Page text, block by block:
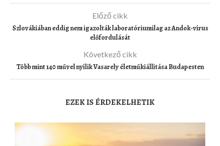
Előző cikk
Szlovákiában eddig nem igazolták laboratóriumilag az Andok-vírus
előfordulását
Következő cikk
Több mint 140 művel nyílik Vasarely életműkiállítása Budapesten
EZEK IS ÉRDEKELHETIK